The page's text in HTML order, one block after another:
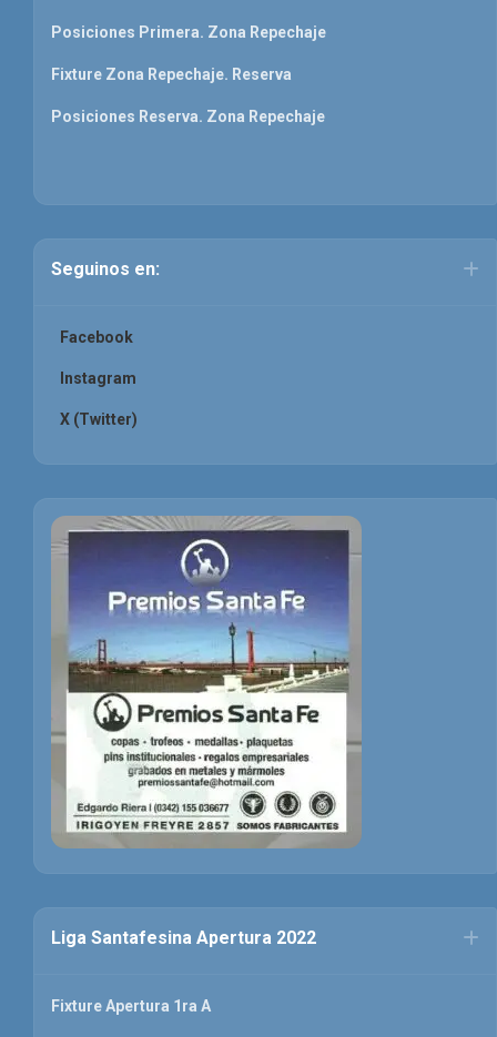
Posiciones Primera. Zona Repechaje
Fixture Zona Repechaje. Reserva
Posiciones Reserva. Zona Repechaje
Seguinos en:
Facebook
Instagram
X (Twitter)
Liga Santafesina Apertura 2022
Fixture Apertura 1ra A